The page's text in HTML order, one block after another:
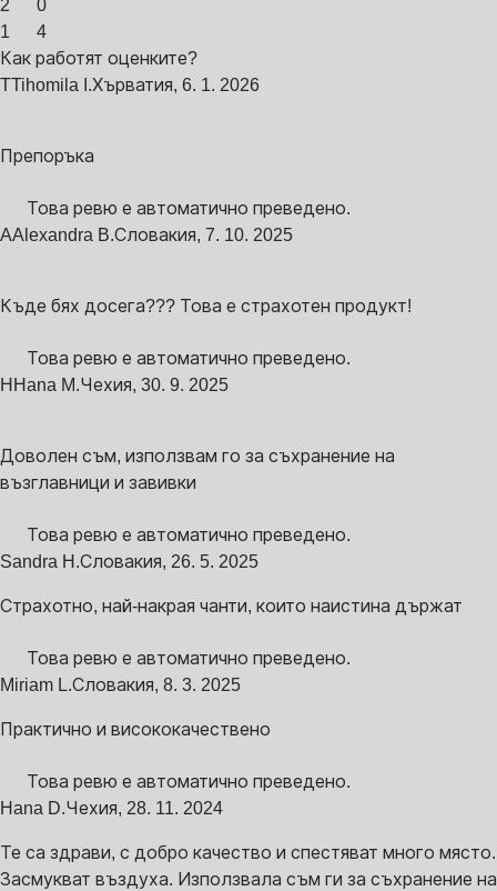
2
0
1
4
Как работят оценките?
TTihomila I.Хърватия, 6. 1. 2026
Препоръка
Това ревю е автоматично преведено.
AAlexandra B.Словакия, 7. 10. 2025
Къде бях досега??? Това е страхотен продукт!
Това ревю е автоматично преведено.
H Hana M.Чехия, 30. 9. 2025
Доволен съм, използвам го за съхранение на
възглавници и завивки
Това ревю е автоматично преведено.
Sandra H.Словакия, 26. 5. 2025
Страхотно, най-накрая чанти, които наистина държат
Това ревю е автоматично преведено.
Miriam L.Словакия, 8. 3. 2025
Практично и висококачествено
Това ревю е автоматично преведено.
Hana D.Чехия, 28. 11. 2024
Те са здрави, с добро качество и спестяват много място.
Засмукват въздуха. Използвала съм ги за съхранение на